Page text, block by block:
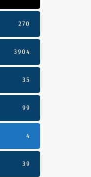
270
3904
35
99
4
39